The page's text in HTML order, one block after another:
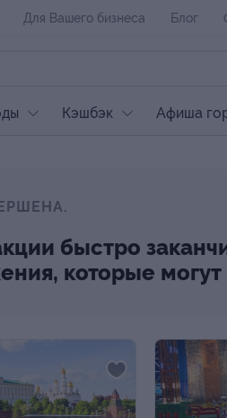
Для Вашего бизнеса Блог
Кэшбэк Афиша
быстро
которые